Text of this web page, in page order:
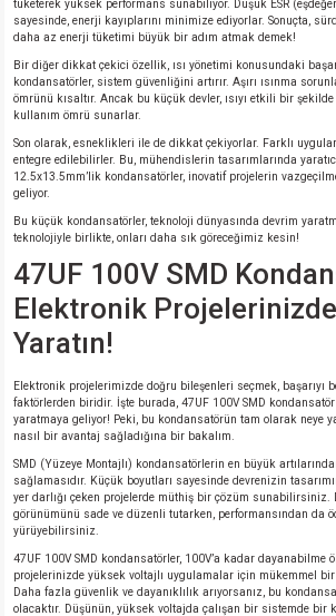
tüketerek yüksek performans sunabiliyor. Düşük ESR
sayesinde, enerji kayıplarını minimize ediyorlar. Sonuçta,
daha az enerji tüketimi büyük bir adım atmak demek!
Bir diğer dikkat çekici özellik, ısı yönetimi konusundaki
kondansatörler, sistem güvenliğini artırır. Aşırı ısınma
ömrünü kısaltır. Ancak bu küçük devler, ısıyı etkili bir
kullanım ömrü sunarlar.
Son olarak, esneklikleri ile de dikkat çekiyorlar. Farklı
entegre edilebilirler. Bu, mühendislerin tasarımlarında
12.5x13.5mm’lik kondansatörler, inovatif projelerin
geliyor.
Bu küçük kondansatörler, teknoloji dünyasında devrim
teknolojiyle birlikte, onları daha sık göreceğimiz kesin!
47UF 100V SMD
Elektronik
Yaratın!
Elektronik projelerimizde doğru bileşenleri seçmek, başarıyı
faktörlerden biridir. İşte burada, 47UF 100V SMD
yaratmaya geliyor! Peki, bu kondansatörün tam olarak neye
nasıl bir avantaj sağladığına bir bakalım.
SMD (Yüzeye Montajlı) kondansatörlerin en büyük
sağlamasıdır. Küçük boyutları sayesinde devrenizin
yer darlığı çeken projelerde müthiş bir çözüm sunabilirsiniz.
görünümünü sade ve düzenli tutarken, performansından da
yürüyebilirsiniz.
47UF 100V SMD kondansatörler, 100V’a kadar dayanabilme
projelerinizde yüksek voltajlı uygulamalar için mükemmel bir
Daha fazla güvenlik ve dayanıklılık arıyorsanız, bu
olacaktır. Düşünün, yüksek voltajda çalışan bir sistemde bir